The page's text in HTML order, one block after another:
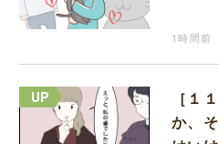
1時間前
［１
か、